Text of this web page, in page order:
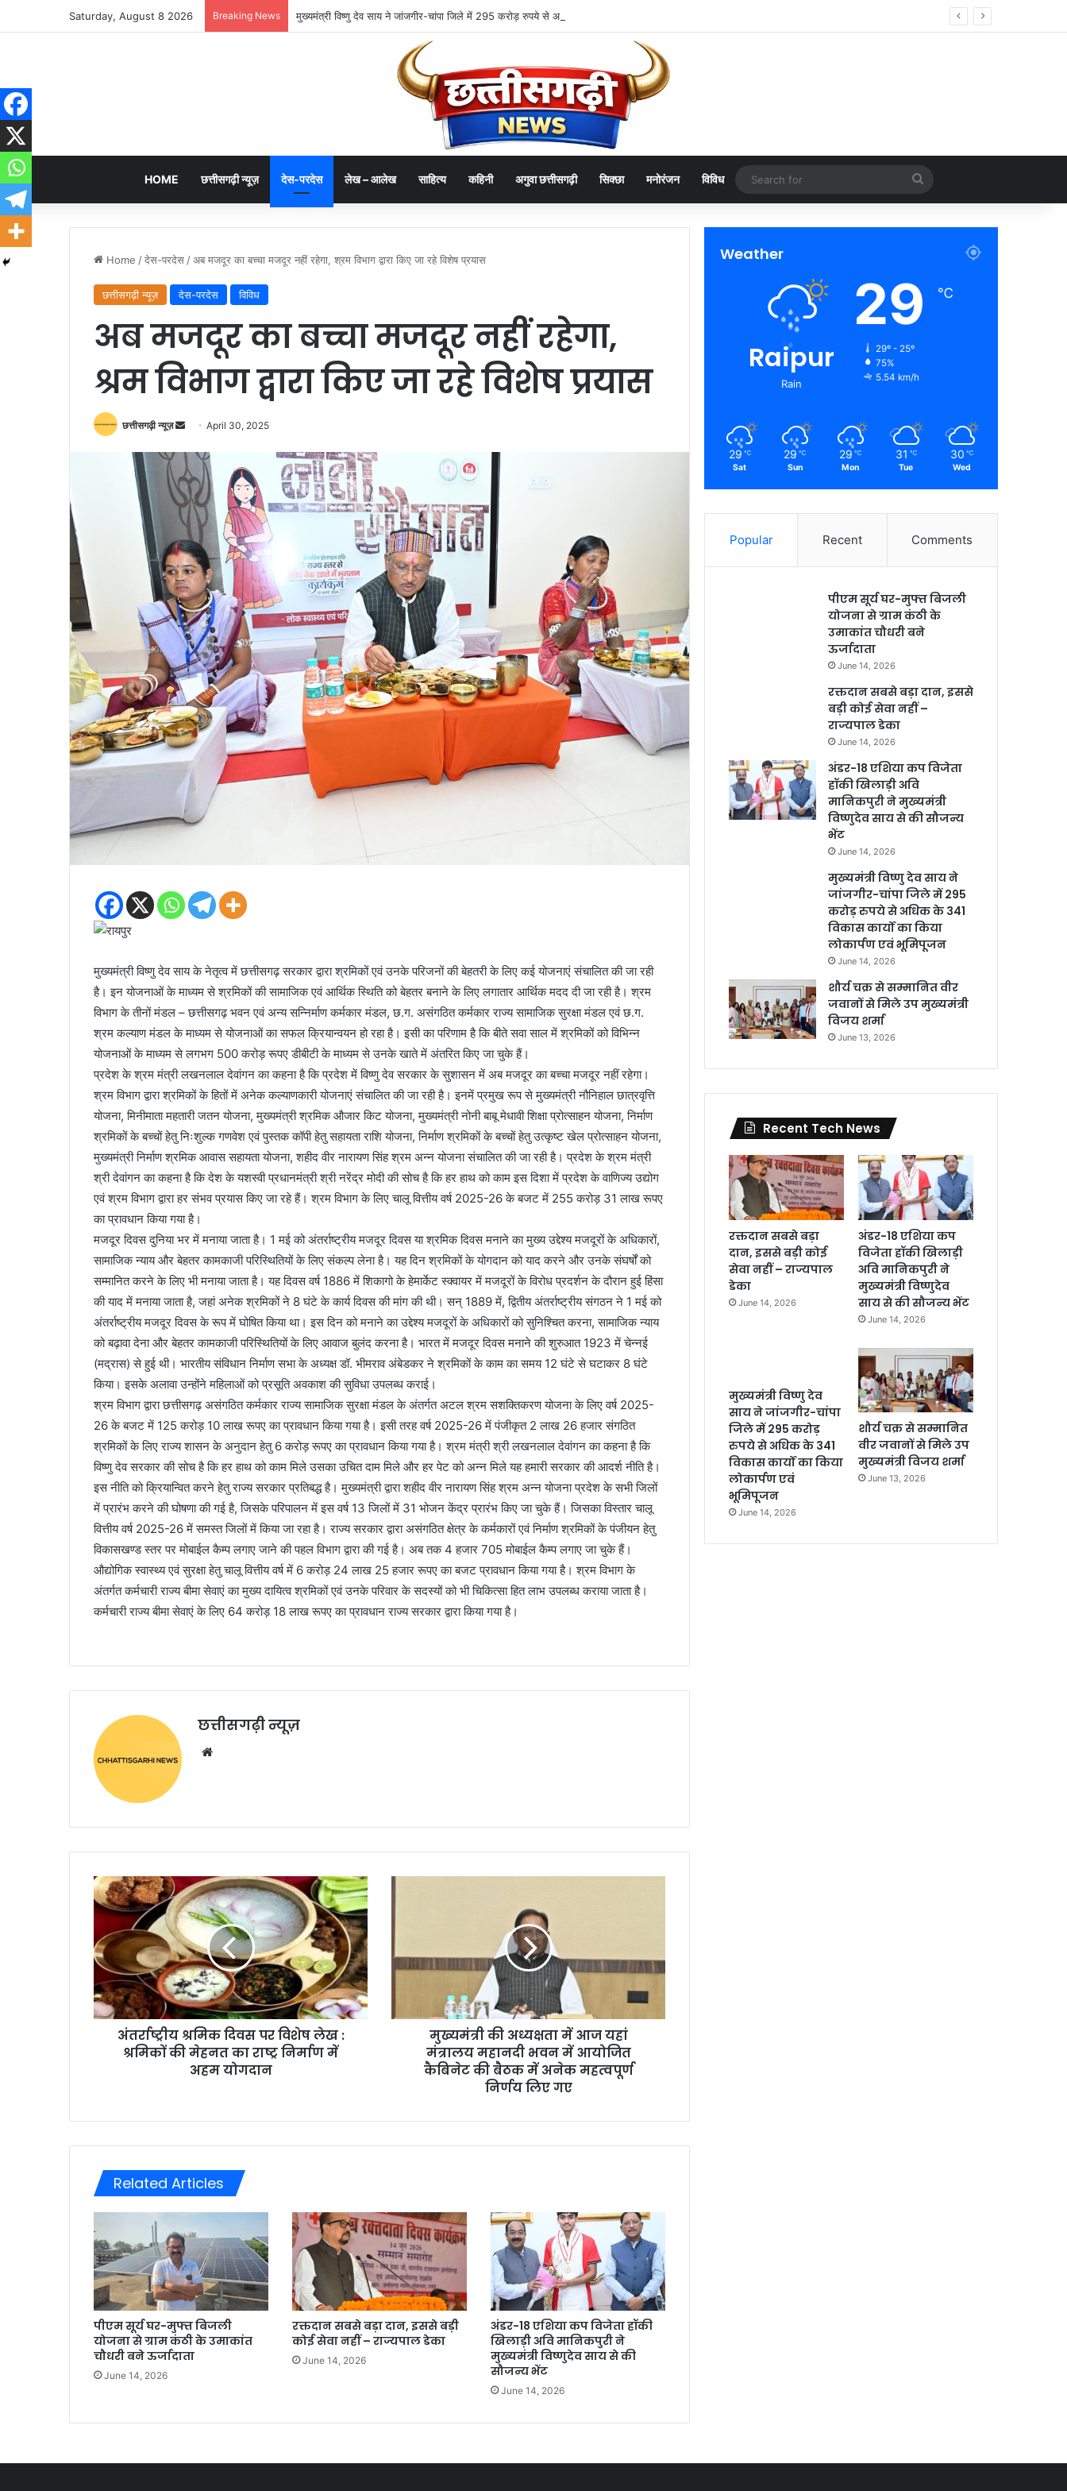
Saturday, August 8 2026 Breaking News मुख्यमंत्री विष्णु देव साय ने जांजगीर-चांपा जिले में 295 करोड़ रुपये से अधिक के 341 विकास कार्यों का किया लोकार्पण एवं भूमिपूजन
HOME छत्तीसगढ़ी न्यूज़ देस-परदेस लेख – आलेख साहित्य कहिनी अगुवा छत्तीसगढ़ी सिक्छा मनोरंजन विविध
for
Home /देस-परदेस /अब मजदूर का बच्चा मजदूर नहीं रहेगा, श्रम विभाग द्वारा किए जा रहे विशेष प्रयास
छत्तीसगढ़ी न्यूज़ देस-परदेस विविध
अब मजदूर का बच्चा मजदूर नहीं रहेगा,
श्रम विभाग द्वारा किए जा रहे विशेष प्रयास
छत्तीसगढ़ी न्यूज़
Send
email
April 30, 2025
मुख्यमंत्री विष्णु देव साय के नेतृत्व में छत्तीसगढ़ सरकार द्वारा श्रमिकों एवं उनके परिजनों की बेहतरी के लिए कई योजनाएं संचालित की जा रही
है। इन योजनाओं के माध्यम से श्रमिकों की सामाजिक एवं आर्थिक स्थिति को बेहतर बनाने के लिए लगातार आर्थिक मदद दी जा रही है। श्रम
विभाग के तीनों मंडल – छत्तीसगढ़ भवन एवं अन्य सन्निर्माण कर्मकार मंडल, छ.ग. असंगठित कर्मकार राज्य सामाजिक सुरक्षा मंडल एवं छ.ग.
श्रम कल्याण मंडल के माध्यम से योजनाओं का सफल क्रियान्वयन हो रहा है। इसी का परिणाम है कि बीते सवा साल में श्रमिकों को विभिन्न
योजनाओं के माध्यम से लगभग 500 करोड़ रूपए डीबीटी के माध्यम से उनके खाते में अंतरित किए जा चुके हैं।
प्रदेश के श्रम मंत्री लखनलाल देवांगन का कहना है कि प्रदेश में विष्णु देव सरकार के सुशासन में अब मजदूर का बच्चा मजदूर नहीं रहेगा।
श्रम विभाग द्वारा श्रमिकों के हितों में अनेक कल्याणकारी योजनाएं संचालित की जा रही है। इनमें प्रमुख रूप से मुख्यमंत्री नौनिहाल छात्रवृत्ति
योजना, मिनीमाता महतारी जतन योजना, मुख्यमंत्री श्रमिक औजार किट योजना, मुख्यमंत्री नोनी बाबू मेधावी शिक्षा प्रोत्साहन योजना, निर्माण
श्रमिकों के बच्चों हेतु निःशुल्क गणवेश एवं पुस्तक कॉपी हेतु सहायता राशि योजना, निर्माण श्रमिकों के बच्चों हेतु उत्कृष्ट खेल प्रोत्साहन योजना,
मुख्यमंत्री निर्माण श्रमिक आवास सहायता योजना, शहीद वीर नारायण सिंह श्रम अन्न योजना संचालित की जा रही है। प्रदेश के श्रम मंत्री
श्री देवांगन का कहना है कि देश के यशस्वी प्रधानमंत्री श्री नरेंद्र मोदी की सोच है कि हर हाथ को काम इस दिशा में प्रदेश के वाणिज्य उद्योग
एवं श्रम विभाग द्वारा हर संभव प्रयास किए जा रहे हैं। श्रम विभाग के लिए चालू वित्तीय वर्ष 2025-26 के बजट में 255 करोड़ 31 लाख रूपए
का प्रावधान किया गया है।
मजदूर दिवस दुनिया भर में मनाया जाता है। 1 मई को अंतर्राष्ट्रीय मजदूर दिवस या श्रमिक दिवस मनाने का मुख्य उद्देश्य मजदूरों के अधिकारों,
सामाजिक न्याय और बेहतर कामकाजी परिस्थितियों के लिए संकल्प लेना है। यह दिन श्रमिकों के योगदान को याद करने और उनके संघर्षों को
सम्मानित करने के लिए भी मनाया जाता है। यह दिवस वर्ष 1886 में शिकागो के हेमार्केट स्क्वायर में मजदूरों के विरोध प्रदर्शन के दौरान हुई हिंसा
की याद में मनाया जाता है, जहां अनेक श्रमिकों ने 8 घंटे के कार्य दिवस की मांग की थी। सन् 1889 में, द्वितीय अंतर्राष्ट्रीय संगठन ने 1 मई को
अंतर्राष्ट्रीय मजदूर दिवस के रूप में घोषित किया था। इस दिन को मनाने का उद्देश्य मजदूरों के अधिकारों को सुनिश्चित करना, सामाजिक न्याय
को बढ़ावा देना और बेहतर कामकाजी परिस्थितियों के लिए आवाज बुलंद करना है। भारत में मजदूर दिवस मनाने की शुरुआत 1923 में चेन्नई
(मद्रास) से हुई थी। भारतीय संविधान निर्माण सभा के अध्यक्ष डॉ. भीमराव अंबेडकर ने श्रमिकों के काम का समय 12 घंटे से घटाकर 8 घंटे
किया। इसके अलावा उन्होंने महिलाओं को प्रसूति अवकाश की सुविधा उपलब्ध कराई।
श्रम विभाग द्वारा छत्तीसगढ़ असंगठित कर्मकार राज्य सामाजिक सुरक्षा मंडल के अंतर्गत अटल श्रम सशक्तिकरण योजना के लिए वर्ष 2025-
26 के बजट में 125 करोड़ 10 लाख रूपए का प्रावधान किया गया है। इसी तरह वर्ष 2025-26 में पंजीकृत 2 लाख 26 हजार संगठित
श्रमिकों के लिए राज्य शासन के अनुदान हेतु 6 करोड़ रूपए का प्रावधान किया गया है। श्रम मंत्री श्री लखनलाल देवांगन का कहना है कि
विष्णु देव सरकार की सोच है कि हर हाथ को काम मिले उसका उचित दाम मिले और हर पेट को अन्न मिले यह हमारी सरकार की आदर्श नीति है।
इस नीति को क्रियान्वित करने हेतु राज्य सरकार प्रतिबद्ध है। मुख्यमंत्री द्वारा शहीद वीर नारायण सिंह श्रम अन्न योजना प्रदेश के सभी जिलों
में प्रारंभ करने की घोषणा की गई है, जिसके परिपालन में इस वर्ष 13 जिलों में 31 भोजन केंद्र प्रारंभ किए जा चुके हैं। जिसका विस्तार चालू
वित्तीय वर्ष 2025-26 में समस्त जिलों में किया जा रहा है। राज्य सरकार द्वारा असंगठित क्षेत्र के कर्मकारों एवं निर्माण श्रमिकों के पंजीयन हेतु
विकासखण्ड स्तर पर मोबाईल कैम्प लगाए जाने की पहल विभाग द्वारा की गई है। अब तक 4 हजार 705 मोबाईल कैम्प लगाए जा चुके हैं।
औद्योगिक स्वास्थ्य एवं सुरक्षा हेतु चालू वित्तीय वर्ष में 6 करोड़ 24 लाख 25 हजार रूपए का बजट प्रावधान किया गया है। श्रम विभाग के
अंतर्गत कर्मचारी राज्य बीमा सेवाएं का मुख्य दायित्व श्रमिकों एवं उनके परिवार के सदस्यों को भी चिकित्सा हित लाभ उपलब्ध कराया जाता है।
कर्मचारी राज्य बीमा सेवाएं के लिए 64 करोड़ 18 लाख रूपए का प्रावधान राज्य सरकार द्वारा किया गया है।
छत्तीसगढ़ी न्यूज़
अंतर्राष्ट्रीय श्रमिक दिवस पर विशेष लेख :
श्रमिकों की मेहनत का राष्ट्र निर्माण में
अहम योगदान
मुख्यमंत्री की अध्यक्षता में आज यहां
मंत्रालय महानदी भवन में आयोजित
कैबिनेट की बैठक में अनेक महत्वपूर्ण
निर्णय लिए गए
Related Articles
पीएम सूर्य घर-मुफ्त बिजली
योजना से ग्राम कंठी के उमाकांत
चौधरी बने ऊर्जादाता
June 14, 2026
रक्तदान सबसे बड़ा दान, इससे बड़ी
कोई सेवा नहीं – राज्यपाल डेका
June 14, 2026
अंडर-18 एशिया कप विजेता हॉकी
खिलाड़ी अवि मानिकपुरी ने
मुख्यमंत्री विष्णुदेव साय से की
सौजन्य भेंट
June 14, 2026
Weather
Raipur
Rain
29 ℃
29º - 25º
75%
5.54 km/h
29 ℃
Sat
29 ℃
Sun
29 ℃
Mon
31 ℃
Tue
30 ℃
Wed
Popular Recent Comments
पीएम सूर्य घर-मुफ्त बिजली
योजना से ग्राम कंठी के
उमाकांत चौधरी बने
ऊर्जादाता
June 14, 2026
रक्तदान सबसे बड़ा दान, इससे
बड़ी कोई सेवा नहीं –
राज्यपाल डेका
June 14, 2026
अंडर-18 एशिया कप विजेता
हॉकी खिलाड़ी अवि
मानिकपुरी ने मुख्यमंत्री
विष्णुदेव साय से की सौजन्य
भेंट
June 14, 2026
मुख्यमंत्री विष्णु देव साय ने
जांजगीर-चांपा जिले में 295
करोड़ रुपये से अधिक के 341
विकास कार्यों का किया
लोकार्पण एवं भूमिपूजन
June 14, 2026
शौर्य चक्र से सम्मानित वीर
जवानों से मिले उप मुख्यमंत्री
विजय शर्मा
June 13, 2026
Recent Tech News
रक्तदान सबसे बड़ा
दान, इससे बड़ी कोई
सेवा नहीं – राज्यपाल
डेका
June 14, 2026
अंडर-18 एशिया कप
विजेता हॉकी खिलाड़ी
अवि मानिकपुरी ने
मुख्यमंत्री विष्णुदेव
साय से की सौजन्य भेंट
June 14, 2026
मुख्यमंत्री विष्णु देव
साय ने जांजगीर-चांपा
जिले में 295 करोड़
रुपये से अधिक के 341
विकास कार्यों का किया
लोकार्पण एवं
भूमिपूजन
June 14, 2026
शौर्य चक्र से सम्मानित
वीर जवानों से मिले उप
मुख्यमंत्री विजय शर्मा
June 13, 2026